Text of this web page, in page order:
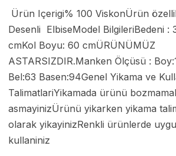
Desenli  ElbiseModel BilgileriBedeni :
cmKol Boyu: 60 cmÜRÜNÜMÜZ
ASTARSIZDIR.Manken Ölçüsü :
Bel:63 Basen:94Genel Yikama ve
TalimatlariYikamada ürünü
asmayinizÜrünü yikarken yikama
olarak yikayinizRenkli ürünlerde
kullaniniz